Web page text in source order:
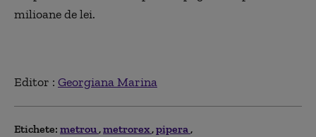
milioane de lei.
Editor : Georgiana Marina
Etichete: metrou metrorex pipera